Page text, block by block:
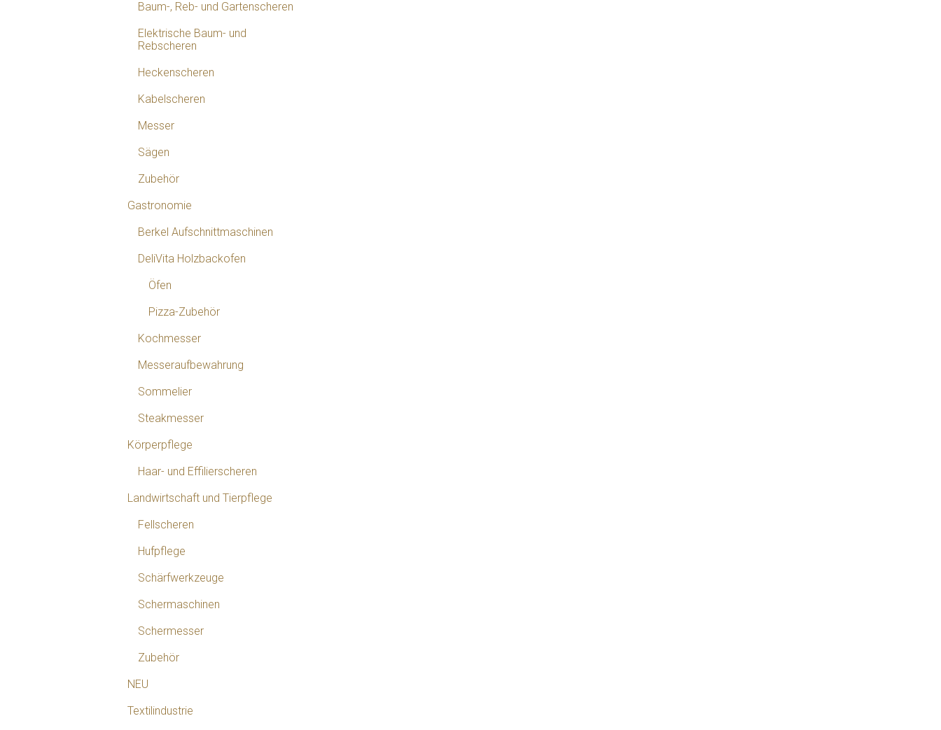
Baum-, Reb- und Gartenscheren
Elektrische Baum- und
Rebscheren
Heckenscheren
Kabelscheren
Messer
Sägen
Zubehör
Gastronomie
Berkel Aufschnittmaschinen
DeliVita Holzbackofen
Öfen
Pizza-Zubehör
Kochmesser
Messeraufbewahrung
Sommelier
Steakmesser
Körperpflege
Haar- und Effilierscheren
Landwirtschaft und Tierpflege
Fellscheren
Hufpflege
Schärfwerkzeuge
Schermaschinen
Schermesser
Zubehör
NEU
Textilindustrie